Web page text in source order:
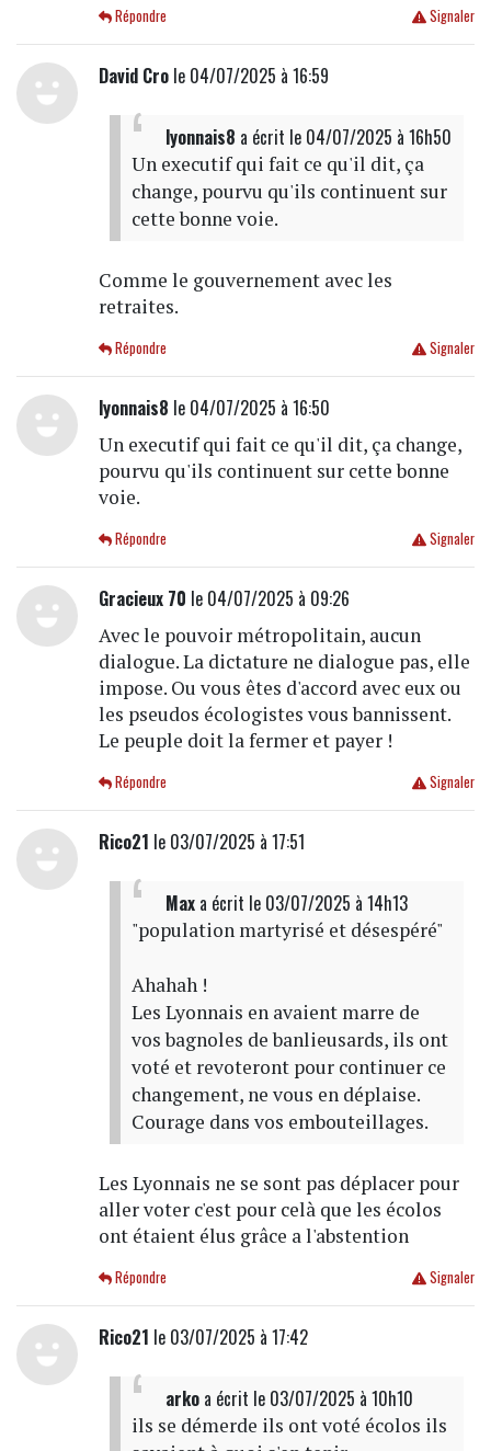
Signaler
Répondre
David Crole 04/07/2025 à 16:59
lyonnais8 a écrit le 04/07/2025 à 16h50
Un executif qui fait ce qu'il dit, ça
change, pourvu qu'ils continuent sur
cette bonne voie.
Comme le gouvernement avec les
retraites.
Signaler
Répondre
lyonnais8 le 04/07/2025 à 16:50
Un executif qui fait ce qu'il dit, ça change,
pourvu qu'ils continuent sur cette bonne
voie.
Signaler
Répondre
Gracieux 70 le 04/07/2025 à 09:26
Avec le pouvoir métropolitain, aucun
dialogue. La dictature ne dialogue pas, elle
impose. Ou vous êtes d'accord avec eux ou
les pseudos écologistes vous bannissent.
Le peuple doit la fermer et payer !
Signaler
Répondre
Rico21 le 03/07/2025 à 17:51
Maxa écrit le 03/07/2025 à 14h13
"population martyrisé et désespéré"
Ahahah !
Les Lyonnais en avaient marre de
vos bagnoles de banlieusards, ils ont
voté et revoteront pour continuer ce
changement, ne vous en déplaise.
Courage dans vos embouteillages.
Les Lyonnais ne se sont pas déplacer pour
aller voter c'est pour celà que les écolos
ont étaient élus grâce a l'abstention
Signaler
Répondre
Rico21 le 03/07/2025 à 17:42
arkoa écrit le 03/07/2025 à 10h10
ils se démerde ils ont voté écolos ils